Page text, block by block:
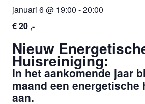
januari 6 @ 19:00 -20:00
€ 20 ,-
Nieuw
Huisreiniging:
In het aankomende jaar
maand een
aan.